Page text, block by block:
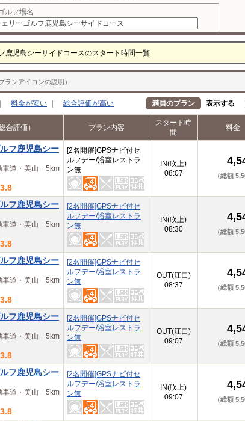
ルフ場名
鹿児島シーサイドコースのスタート時間一覧
プランアイコンの説明）
料金が安い 総合評価が高い 満員のプラン 表示する
合評価） プラン内容
スタート時
間
料金
フ鹿児島シー
車道・美山 5km
3.8
[2名開催]GPSナビ付セ
ルフデー/浴室レストラ
ン無
IN(吹上)
08:07
（総額
フ鹿児島シー
車道・美山 5km
3.8
[2名開催]GPSナビ付セ
ルフデー/浴室レストラ
ン無
IN(吹上)
08:30
（総額
フ鹿児島シー
車道・美山 5km
3.8
[2名開催]GPSナビ付セ
ルフデー/浴室レストラ
ン無
OUT(江口)
08:37
（総額
フ鹿児島シー
車道・美山 5km
3.8
[2名開催]GPSナビ付セ
ルフデー/浴室レストラ
ン無
OUT(江口)
09:07
（総額
フ鹿児島シー
車道・美山 5km
3.8
[2名開催]GPSナビ付セ
ルフデー/浴室レストラ
ン無
IN(吹上)
09:07
（総額